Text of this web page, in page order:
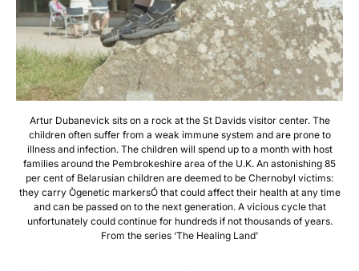
Artur Dubanevick sits on a rock at the St Davids visitor center. The
children often suffer from a weak immune system and are prone to
illness and infection. The children will spend up to a month with host
families around the Pembrokeshire area of the U.K. An astonishing 85
per cent of Belarusian children are deemed to be Chernobyl victims:
they carry Ògenetic markersÓ that could affect their health at any time
and can be passed on to the next generation. A vicious cycle that
unfortunately could continue for hundreds if not thousands of years.
From the series ‘The Healing Land’